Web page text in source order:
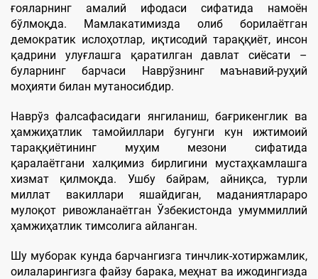
ғояларнинг амалий ифодаси сифатида намоён
бўлмоқда. Мамлакатимизда олиб борилаётган
демократик ислоҳотлар, иқтисодий тараққиёт, инсон
қадрини улуғлашга қаратилган давлат сиёсати –
буларнинг барчаси Наврўзнинг маънавий-руҳий
моҳияти билан мутаносибдир.
Наврўз фалсафасидаги янгиланиш, бағрикенглик ва
ҳамжиҳатлик тамойиллари бугунги кун ижтимоий
тараққиётининг муҳим мезони сифатида
қаралаётгани халқимиз бирлигини мустаҳкамлашга
хизмат қилмоқда. Ушбу байрам, айниқса, турли
миллат вакиллари яшайдиган, маданиятлараро
мулоқот ривожланаётган Ўзбекистонда умуммиллий
ҳамжиҳатлик тимсолига айланган.
Шу муборак кунда барчангизга тинчлик-хотиржамлик,
оилаларингизга файзу барака, меҳнат ва ижодингизда